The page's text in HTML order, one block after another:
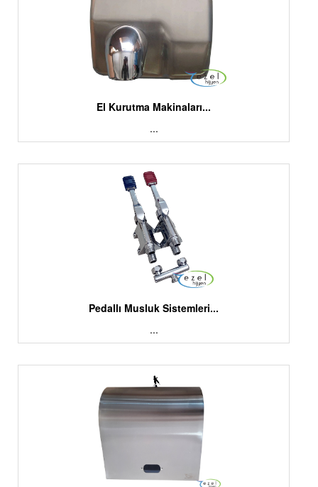
El Kurutma Makinaları...
...
Pedallı Musluk Sistemleri...
...